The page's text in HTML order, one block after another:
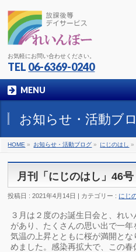
お気軽にお問い合わせください。
TEL 06-6369-0240
MENU
お知らせ・活動ブ
HOME » お知らせ・活動ブログ » にじのはし »
月刊「にじのはし」46号
投稿日 : 2021年4月14日 | カテゴリー : にじ
３月は２度のお誕生日会と、れ
があり、たくさんの思い出で一
気温の上昇とともに桜が満開と
めました。感染再拡大で、この